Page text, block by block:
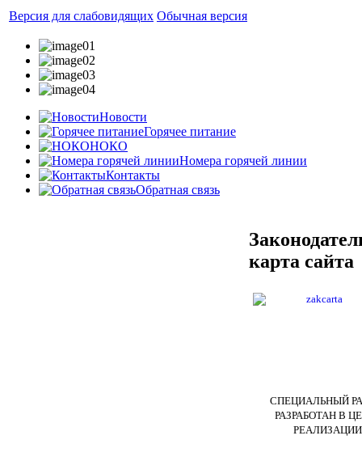
Версия для слабовидящих Обычная версия
Новости
Горячее питание
НОКО
Номера горячей линии
Контакты
Обратная связь
карта сайта
СПЕЦИАЛЬНЫЙ
РАЗРАБОТАН В